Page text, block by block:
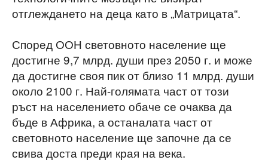
отглеждането на деца като в „Матрицата“.
Според ООН световното население ще
достигне 9,7 млрд. души през 2050 г. и може
да достигне своя пик от близо 11 млрд. души
около 2100 г. Най-голямата част от този
ръст на населението обаче се очаква да
бъде в Африка, а останалата част от
световното население ще започне да се
свива доста преди края на века.